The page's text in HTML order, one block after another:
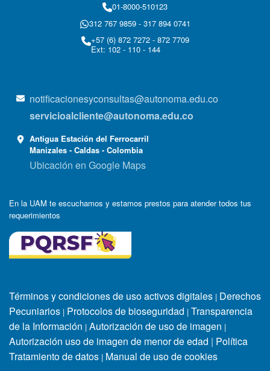
01-8000-510123
312 767 9859 - 317 894 0741
+57 (6) 872 7272 - 872 7709
Ext: 102 - 110 - 144
notificacionesyconsultas@autonoma.edu.co
servicioalcliente@autonoma.edu.co
Antigua Estación del Ferrocarril
Manizales - Caldas - Colombia
Ubicación en Google Maps
En la UAM te escuchamos y estamos prestos para atender todos tus
requerimientos
Términos y condiciones de uso activos digitales | Derechos
Pecuniarios | Protocolos de bioseguridad | Transparencia
de la Información | Autorización de uso de imagen |
Autorización uso de imagen de menor de edad | Política
Tratamiento de datos | Manual de uso de cookies